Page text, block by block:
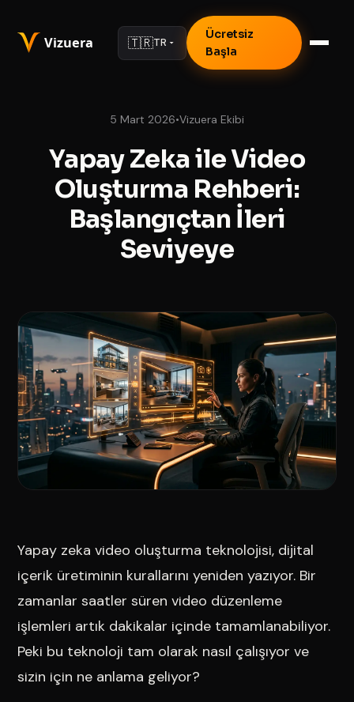
🇹🇷TR
Ücretsiz
Başla
5 Mart 2026•Vizuera Ekibi
Yapay Zeka ile Video
Oluşturma Rehberi:
Başlangıçtan İleri
Seviyeye
Yapay zeka video oluşturma teknolojisi, dijital
içerik üretiminin kurallarını yeniden yazıyor. Bir
zamanlar saatler süren video düzenleme
işlemleri artık dakikalar içinde tamamlanabiliyor.
Peki bu teknoloji tam olarak nasıl çalışıyor ve
sizin için ne anlama geliyor?